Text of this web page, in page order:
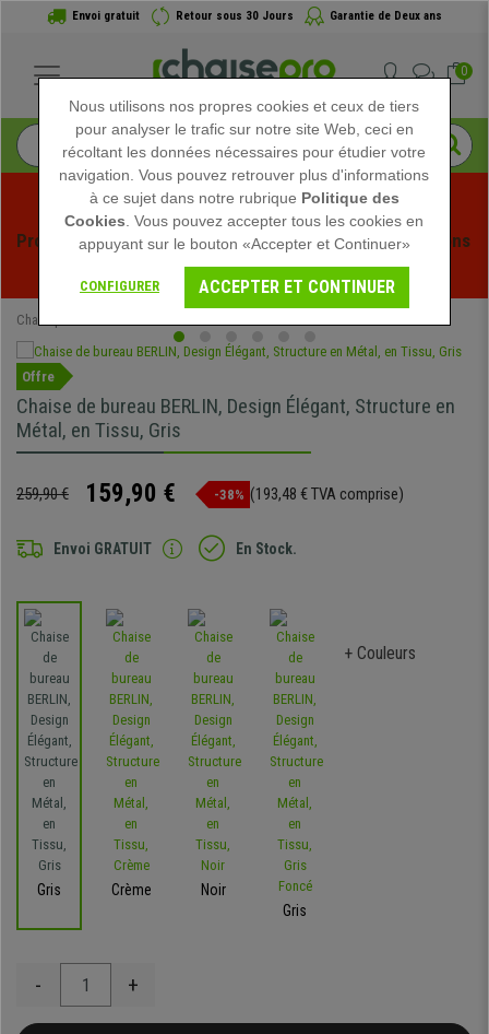
Envoi gratuit Retour sous 30 Jours Garantie de Deux ans
0
Profitez des soldes d'été chez Chaisepro ! Des réductions
exclusives pour une durée limitée - Voir l'offre
Chaisepro
Offre
Chaise de bureau BERLIN, Design Élégant, Structure en
Métal, en Tissu, Gris
259,90 € 159,90 € -38% (193,48 € TVA comprise)
Envoi GRATUIT En Stock.
Gris Crème
Noir
Gris
+ Couleurs
- +
Nous utilisons nos propres cookies et ceux de tiers
pour analyser le trafic sur notre site Web, ceci en
récoltant les données nécessaires pour étudier votre
navigation. Vous pouvez retrouver plus d'informations
à ce sujet dans notre rubrique Politique des
Cookies . Vous pouvez accepter tous les cookies en
appuyant sur le bouton «Accepter et Continuer»
CONFIGURER ACCEPTER ET CONTINUER